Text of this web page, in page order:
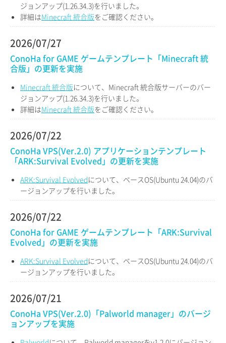
ジョンアップ(1.26.34.3)を行いました。
詳細はMinecraft 統合版をご確認ください。
2026/07/27
ConoHa for GAME ゲームテンプレート「Minecraft 統
合版」の更新を実施
Minecraft 統合版について、Minecraft 統合版サーバーのバー
ジョンアップ(1.26.34.3)を行いました。
詳細はMinecraft 統合版をご確認ください。
2026/07/22
ConoHa VPS(Ver.2.0) アプリケーションテンプレート
「ARK:Survival Evolved」の更新を実施
ARK:Survival Evolvedについて、ベースOS(Ubuntu 24.04)のバ
ージョンアップを行いました。
2026/07/22
ConoHa for GAME ゲームテンプレート「ARK:Survival
Evolved」の更新を実施
ARK:Survival Evolvedについて、ベースOS(Ubuntu 24.04)のバ
ージョンアップを行いました。
2026/07/21
ConoHa VPS(Ver.2.0)「Palworld manager」のバージ
ョンアップを実施